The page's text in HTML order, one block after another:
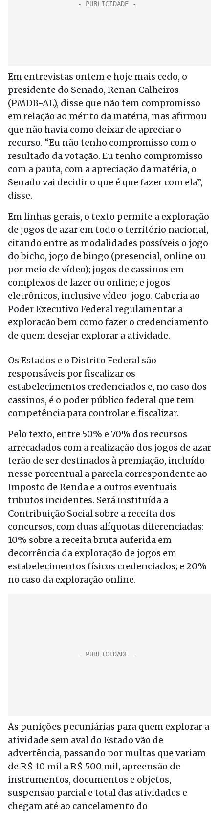
Em entrevistas ontem e hoje mais cedo, o
presidente do Senado, Renan Calheiros
(PMDB-AL), disse que não tem compromisso
em relação ao mérito da matéria, mas afirmou
que não havia como deixar de apreciar o
recurso. “Eu não tenho compromisso com o
resultado da votação. Eu tenho compromisso
com a pauta, com a apreciação da matéria, o
Senado vai decidir o que é que fazer com ela”,
disse.
Em linhas gerais, o texto permite a exploração
de jogos de azar em todo o território nacional,
citando entre as modalidades possíveis o jogo
do bicho, jogo de bingo (presencial, online ou
por meio de vídeo); jogos de cassinos em
complexos de lazer ou online; e jogos
eletrônicos, inclusive vídeo-jogo. Caberia ao
Poder Executivo Federal regulamentar a
exploração bem como fazer o credenciamento
de quem desejar explorar a atividade.
Os Estados e o Distrito Federal são
responsáveis por fiscalizar os
estabelecimentos credenciados e, no caso dos
cassinos, é o poder público federal que tem
competência para controlar e fiscalizar.
Pelo texto, entre 50% e 70% dos recursos
arrecadados com a realização dos jogos de azar
terão de ser destinados à premiação, incluído
nesse porcentual a parcela correspondente ao
Imposto de Renda e a outros eventuais
tributos incidentes. Será instituída a
Contribuição Social sobre a receita dos
concursos, com duas alíquotas diferenciadas:
10% sobre a receita bruta auferida em
decorrência da exploração de jogos em
estabelecimentos físicos credenciados; e 20%
no caso da exploração online.
As punições pecuniárias para quem explorar a
atividade sem aval do Estado vão de
advertência, passando por multas que variam
de R$ 10 mil a R$ 500 mil, apreensão de
instrumentos, documentos e objetos,
suspensão parcial e total das atividades e
chegam até ao cancelamento do